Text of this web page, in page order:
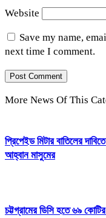
Website
Save my name,
next time I comment.
More News Of This
প্রিপেইড মিটার বাতিলের
আহ্বান মাসুমের
চট্টগ্রামের ডিসি হতে ৬৯